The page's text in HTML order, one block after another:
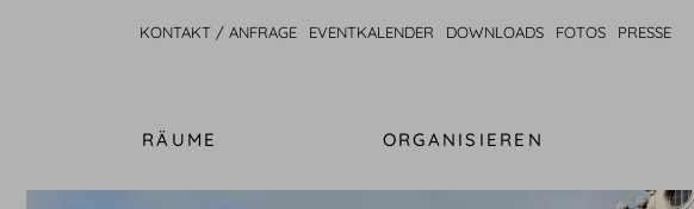
KONTAKT / ANFRAGE EVENTKALENDER DOWNLOADS FOTOS PRESSE
RÄUME ORGANISIEREN